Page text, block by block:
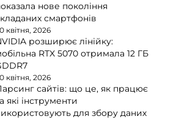
нове покоління
смартфонів
квітня, 2026
розширює лінійку:
RTX 5070 отримала 12 ГБ
квітня, 2026
сайтів: що це, як працює
які інструменти
для збору даних